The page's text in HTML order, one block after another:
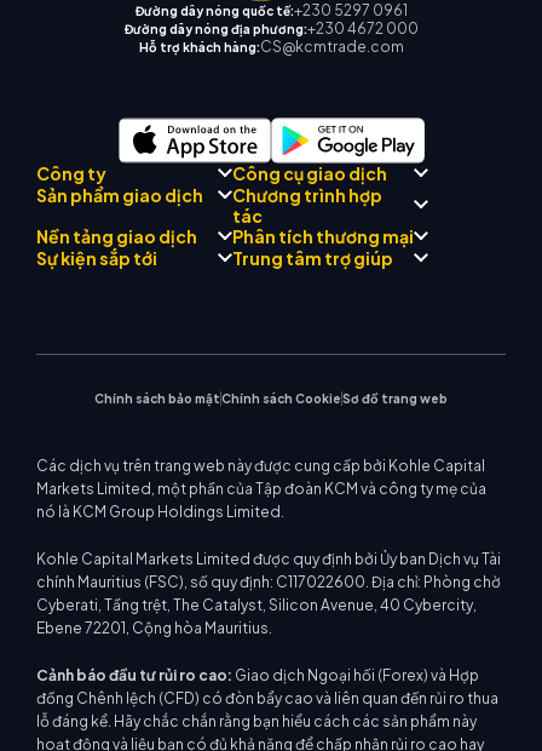
Đường dây nóng quốc tế:+230 5297 0961
Đường dây nóng địa phương:+230 4672 000
Hỗ trợ khách hàng:CS@kcmtrade.com
Công ty
Giới thiệu về
Đội
Drift
Triết lý công ty
Công cụ giao dịch
Cố vấn AI thương mại KCM
Trung tâm tín hiệu thương
mại KCM
Lịch kinh tế
Sản phẩm giao dịch
Forex
Kim loại quý
Năng lượng
Chương trình hợp
tác
Giới thiệu Chương trình môi
Nền tảng giao dịch
MetaTrader 4
Phân tích thương mại
Nhóm phân tích thị trường
Sự kiện sắp tới Trung tâm trợ giúp
Chính sách bảo mậtChính sách CookieSơ đồ trang web
Các dịch vụ trên trang web này được cung cấp bởi Kohle Capital
Markets Limited, một phần của Tập đoàn KCM và công ty mẹ của
nó là KCM Group Holdings Limited.
Kohle Capital Markets Limited được quy định bởi Ủy ban Dịch vụ Tài
chính Mauritius (FSC), số quy định: C117022600. Địa chỉ: Phòng chờ
Cyberati, Tầng trệt, The Catalyst, Silicon Avenue, 40 Cybercity,
Ebene 72201, Cộng hòa Mauritius.
Cảnh báo đầu tư rủi ro cao: Giao dịch Ngoại hối (Forex) và Hợp
đồng Chênh lệch (CFD) có đòn bẩy cao và liên quan đến rủi ro thua
lỗ đáng kể. Hãy chắc chắn rằng bạn hiểu cách các sản phẩm này
hoạt động và liệu bạn có đủ khả năng để chấp nhận rủi ro cao hay